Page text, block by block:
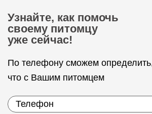
Узнайте, как помочь
своему питомцу
уже сейчас!
По телефону сможем
что с Вашим питомцем